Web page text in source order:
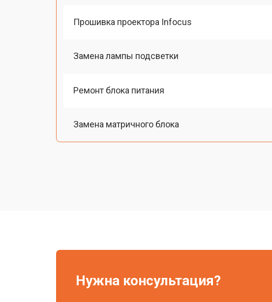
Прошивка проектора Infocus
Замена лампы подсветки
Ремонт блока питания
Замена матричного блока
Нужна консультация?